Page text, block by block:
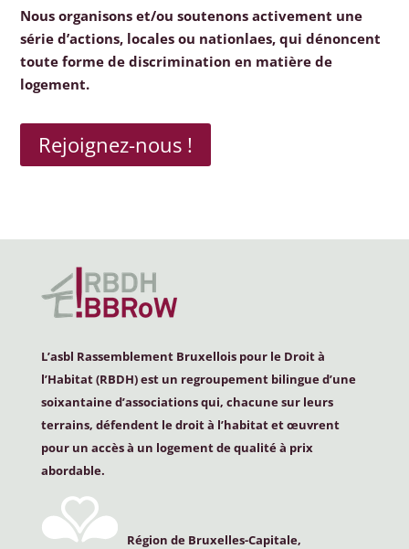
Nous organisons et/ou soutenons activement une
série d’actions, locales ou nationlaes, qui dénoncent
toute forme de discrimination en matière de
logement.
Rejoignez-nous !
L’asbl Rassemblement Bruxellois pour le Droit à
l’Habitat (RBDH) est un regroupement bilingue d’une
soixantaine d’associations qui, chacune sur leurs
terrains, défendent le droit à l’habitat et œuvrent
pour un accès à un logement de qualité à prix
abordable.
Région de Bruxelles-Capitale,